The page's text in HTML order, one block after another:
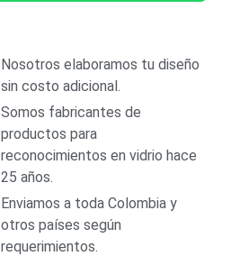
Nosotros elaboramos tu diseño
sin costo adicional.
Somos fabricantes de
productos para
reconocimientos en vidrio hace
25 años.
Enviamos a toda Colombia y
otros países según
requerimientos.